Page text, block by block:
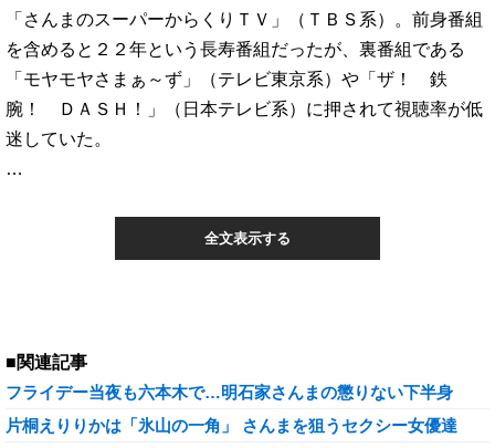
「さんまのスーパーからくりＴＶ」（ＴＢＳ系）。前身番組
を含めると２２年という長寿番組だったが、裏番組である
「モヤモヤさまぁ～ず」（テレビ東京系）や「ザ！ 鉄
腕！ ＤＡＳＨ！」（日本テレビ系）に押されて視聴率が低
迷していた。
…
全文表示する
■関連記事
フライデー当夜も六本木で…明石家さんまの懲りない下半身
片桐えりりかは「氷山の一角」 さんまを狙うセクシー女優達